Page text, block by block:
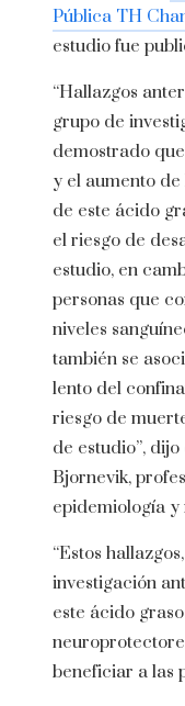
Pública TH
estudio fue
“Hallazgos
grupo de
demostrado
y el aumento de
de este ácido
el riesgo de
estudio, en
personas que
niveles
también se
lento del
riesgo de
de estudio”,
Bjornevik,
epidemiología y
“Estos
investigación
este ácido
beneficiar a las